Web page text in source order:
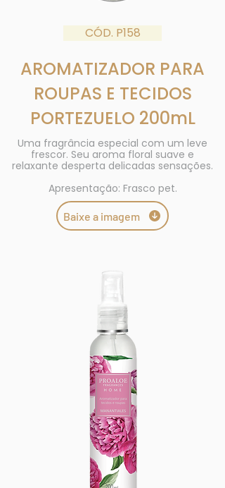
CÓD. P158
AROMATIZADOR PARA
ROUPAS E TECIDOS
PORTEZUELO 200mL
Uma fragrância especial com um leve
frescor. Seu aroma floral suave e
relaxante desperta delicadas sensações.
Apresentação: Frasco pet.
Baixe a imagem